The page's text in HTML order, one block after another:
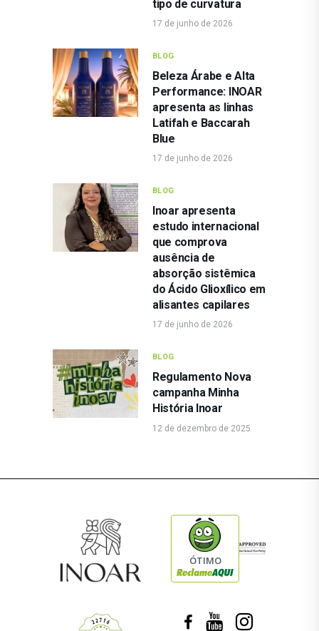
tipo de curvatura
17 de junho de 2026
BLOG
Beleza Árabe e Alta
Performance: INOAR
apresenta as linhas
Latifah e Baccarah
Blue
17 de junho de 2026
BLOG
Inoar apresenta
estudo internacional
que comprova
ausência de
absorção sistêmica
do Ácido Glioxílico em
alisantes capilares
17 de junho de 2026
BLOG
Regulamento Nova
campanha Minha
História Inoar
12 de dezembro de 2025
ÓTIMO